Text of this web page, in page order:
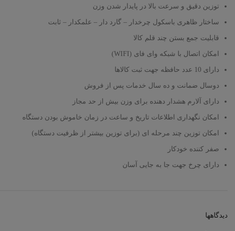
توزین دقیق و سرعت بالا در پایدار شدن وزن
ساختار ظاهری باسکول چرخدار – گارد دار – علمکدار – ثابت
قابلیت جمع بستن چند قلم کالا
امکان اتصال با شبکه وای فای (WIFI)
دارای 10 عدد حافظه جهت ثبت کالاها
دوسال ضمانت و ده سال خدمات پس از فروش
دارای آلارم هشدار دهنده برای وزن بیش از حد مجاز
امکان نگهداری اطلاعات تاریخ و ساعت در زمان خاموش بودن دستگاه
امکان توزین چند مرحله ای (برای توزین بیشتر از ظرفیت دستگاه)
صفر کننده خودکار
دارای چرخ جهت جا به جایی آسان
دیدگاهها